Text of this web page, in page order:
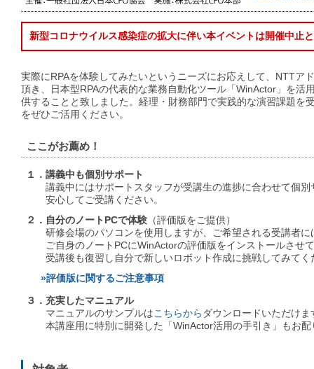
新型コロナウイルス感染症の拡大に伴い本イベントは開催中止
実際にRPAを体験してみたいというニーズにお応えして、NTTア
頂き、日本型RPAの代表的な業務自動化ツール「WinActor」を活
供することと致しました。経理・財務部門で実践的な演習課題を
をぜひご活用ください。
ここがお薦め！
１．講義中も個別サポート
講義中にはサポートスタッフが受講生の進捗に合わせて個別
安心してご受講ください。
２．自分のノートPCで体験 （評価版をご提供）
研修会場のパソコンを使用しますが、ご希望される受講者に
ご自身のノートPCにWinActorの評価版をインストールさせ
受講後も復習し自分で新しいロボット作成に挑戦してみてく
»評価版に関するご注意事項
３．充実したマニュアル
マニュアルのサンプルはこちらから ダウンロードいただけ
本講座用に特別に開発した「WinActor活用の手引き」もお配